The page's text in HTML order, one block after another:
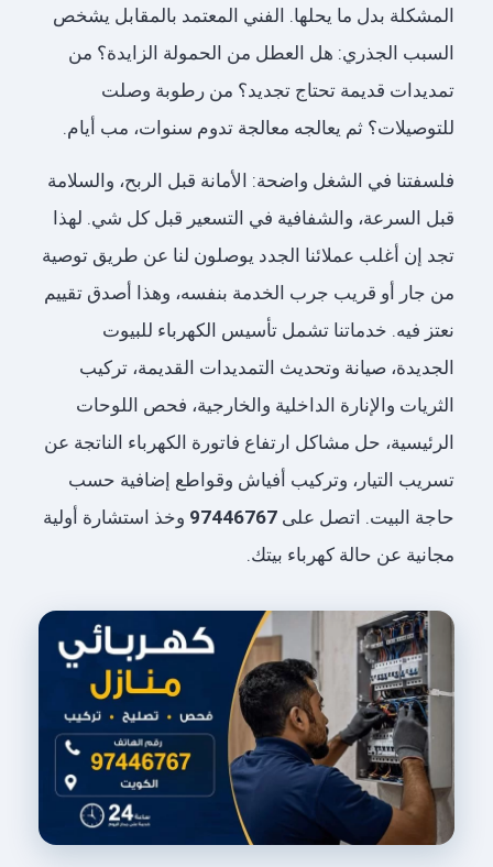
المشكلة بدل ما يحلها. الفني المعتمد بالمقابل يشخص
السبب الجذري: هل العطل من الحمولة الزايدة؟ من
تمديدات قديمة تحتاج تجديد؟ من رطوبة وصلت
للتوصيلات؟ ثم يعالجه معالجة تدوم سنوات، مب أيام.
فلسفتنا في الشغل واضحة: الأمانة قبل الربح، والسلامة
قبل السرعة، والشفافية في التسعير قبل كل شي. لهذا
تجد إن أغلب عملائنا الجدد يوصلون لنا عن طريق توصية
من جار أو قريب جرب الخدمة بنفسه، وهذا أصدق تقييم
نعتز فيه. خدماتنا تشمل تأسيس الكهرباء للبيوت
الجديدة، صيانة وتحديث التمديدات القديمة، تركيب
الثريات والإنارة الداخلية والخارجية، فحص اللوحات
الرئيسية، حل مشاكل ارتفاع فاتورة الكهرباء الناتجة عن
تسريب التيار، وتركيب أفياش وقواطع إضافية حسب
حاجة البيت. اتصل على 97446767 وخذ استشارة أولية
مجانية عن حالة كهرباء بيتك.